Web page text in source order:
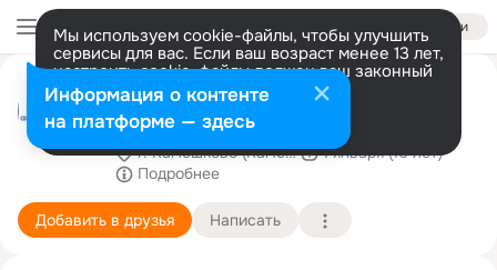
Войти
Мы используем cookie-файлы, чтобы улучшить
сервисы для вас. Если ваш возраст менее 13 лет,
настроить cookie-файлы должен ваш законный
представитель. Больше информации
Разрешить все Настроить
ГБУСО ВО Камешковский
КЦСОН
г. Камешково (Камешковский район)
1 января (16 лет)
Подробнее
Добавить в друзья Написать
Информация о контенте
на платформе — здесь